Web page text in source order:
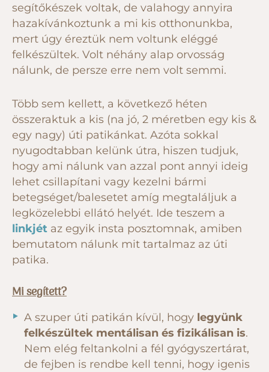
segítőkészek voltak, de valahogy annyira
hazakívánkoztunk a mi kis otthonunkba,
mert úgy éreztük nem voltunk eléggé
felkészültek. Volt néhány alap orvosság
nálunk, de persze erre nem volt semmi.
Több sem kellett, a következő héten
összeraktuk a kis (na jó, 2 méretben egy kis &
egy nagy) úti patikánkat. Azóta sokkal
nyugodtabban kelünk útra, hiszen tudjuk,
hogy ami nálunk van azzal pont annyi ideig
lehet csillapítani vagy kezelni bármi
betegséget/balesetet amíg megtaláljuk a
legközelebbi ellátó helyét. Ide teszem a
linkjét az egyik insta posztomnak, amiben
bemutatom nálunk mit tartalmaz az úti
patika.
Mi segített?
A szuper úti patikán kívül, hogy legyünk
felkészültek mentálisan és fizikálisan is.
Nem elég feltankolni a fél gyógyszertárat,
de fejben is rendbe kell tenni, hogy igenis